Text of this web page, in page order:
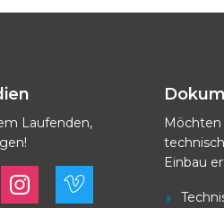
Laufenden,
LinkedInBekijk ons op LinkedInBekijk ons op Vimeo
Möchten
Einbau